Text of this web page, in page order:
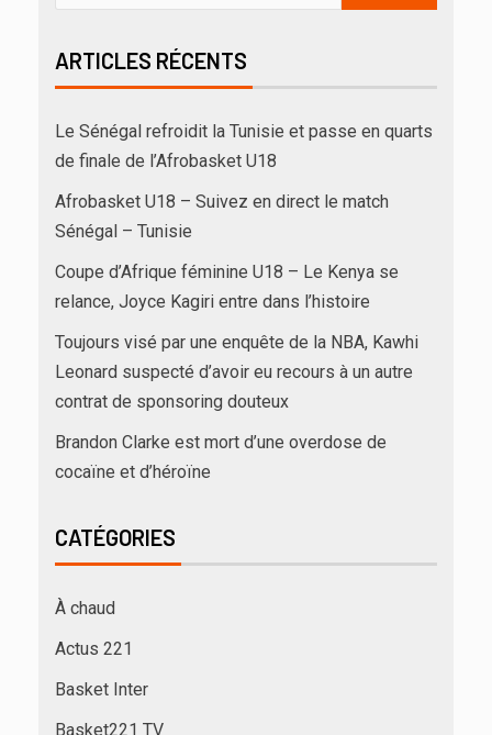
ARTICLES RÉCENTS
Le Sénégal refroidit la Tunisie et passe en quarts
de finale de l’Afrobasket U18
Afrobasket U18 – Suivez en direct le match
Sénégal – Tunisie
Coupe d’Afrique féminine U18 – Le Kenya se
relance, Joyce Kagiri entre dans l’histoire
Toujours visé par une enquête de la NBA, Kawhi
Leonard suspecté d’avoir eu recours à un autre
contrat de sponsoring douteux
Brandon Clarke est mort d’une overdose de
cocaïne et d’héroïne
CATÉGORIES
À chaud
Actus 221
Basket Inter
Basket221 TV